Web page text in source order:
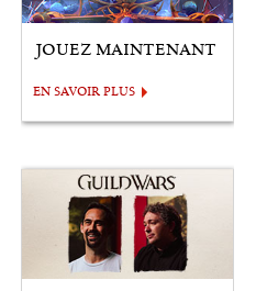
JOUEZ MAINTENANT
EN SAVOIR PLUS